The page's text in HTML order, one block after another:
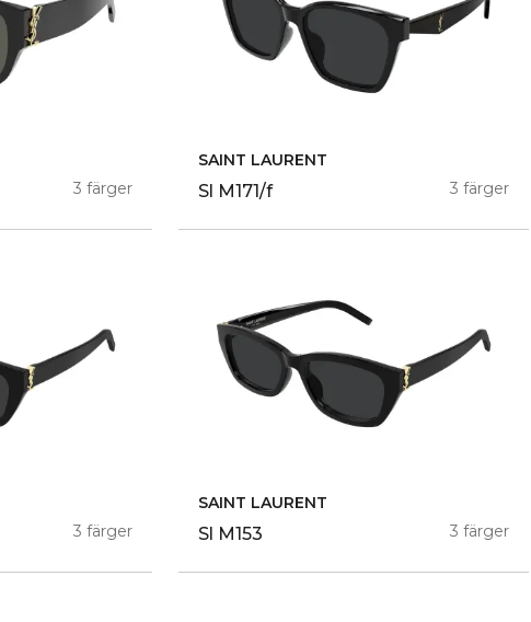
3 färger
SAINT LAURENT
Sl M171/f 3 färger
3 färger
SAINT LAURENT
Sl M153 3 färger